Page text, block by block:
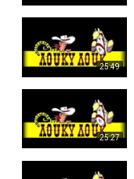
25:49
25:27